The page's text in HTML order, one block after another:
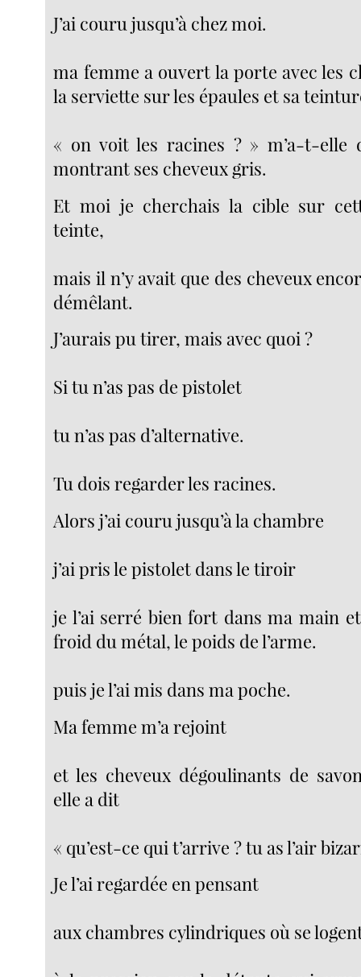
J’ai couru jusqu’à chez moi.
ma femme a ouvert la porte avec les
la serviette sur les épaules et sa
« on voit les racines ? » m’a-t-elle
montrant ses cheveux gris.
Et moi je cherchais la cible sur
teinte,
mais il n’y avait que des cheveux
démêlant.
J’aurais pu tirer, mais avec quoi ?
Si tu n’as pas de pistolet
tu n’as pas d’alternative.
Tu dois regarder les racines.
Alors j’ai couru jusqu’à la chambre
j’ai pris le pistolet dans le tiroir
je l’ai serré bien fort dans ma main
froid du métal, le poids de l’arme.
puis je l’ai mis dans ma poche.
Ma femme m’a rejoint
et les cheveux dégoulinants de
elle a dit
« qu’est-ce qui t’arrive ? tu as l’air
Je l’ai regardée en pensant
aux chambres cylindriques où se